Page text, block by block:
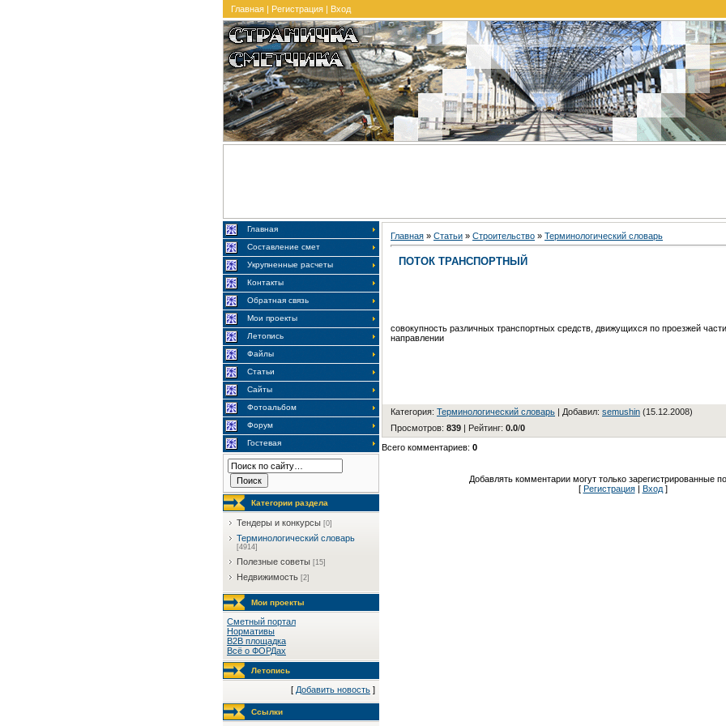
Главная | Регистрация | Вход
Главная
Составление смет
Укрупненные расчеты
Контакты
Обратная связь
Мои проекты
Летопись
Файлы
Статьи
Сайты
Фотоальбом
Форум
Гостевая
Категории раздела
Тендеры и конкурсы [0]
Терминологический словарь
[4914]
Полезные советы [15]
Недвижимость [2]
Мои проекты
Сметный портал
Нормативы
B2B площадка
Всё о ФОРДах
Летопись
[ Добавить новость ]
Ссылки
Главная » Статьи » Строительство » Терминологический словарь
ПОТОК ТРАНСПОРТНЫЙ
совокупность различных транспортных средств, движущихся по проезжей
направлении
Категория: Терминологический словарь | Добавил: semushin (15.12.2008)
Просмотров: 839 | Рейтинг: 0.0/0
Всего комментариев: 0
Добавлять комментарии могут только зарегистрированные
[ Регистрация| Вход]